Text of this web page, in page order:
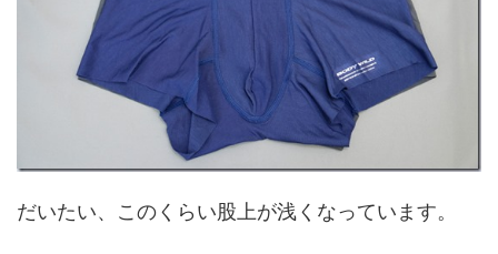
だいたい、このくらい股上が浅くなっています。